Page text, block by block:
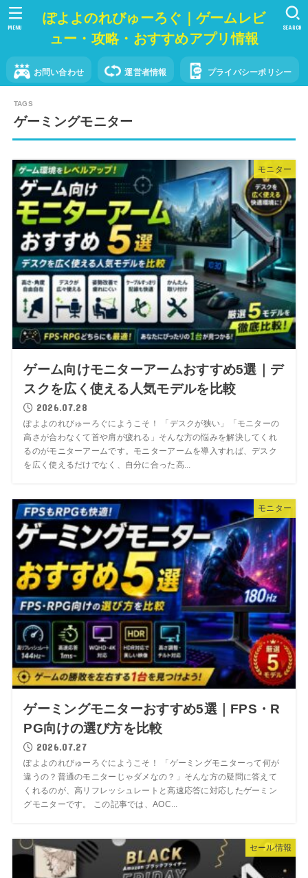
ぽよよのれびゅーろぐ｜ゲームレビ
ュー・攻略・おすすめアプリ情報
お問い合わせ 運営者情報 プライバシーポリシー
SEARCH
MENU
ゲーミングモニター
モニター
ゲーム向けモニターアームおすすめ5選｜デ
スクを広く使える人気モデルを比較
2026.07.28
ぽよよのれびゅーろぐにようこそ！ 「デスクが狭い」「モニターの
高さが合わなくて首や肩が疲れる」そんな方の悩みを解決してくれ
るのがモニターアームです。モニターアームを導入すれば、デスク
を広く使えるだけでなく、自分に合った高...
モニター
ゲーミングモニターおすすめ5選｜FPS・R
PG向けの選び方を比較
2026.07.27
ぽよよのれびゅーろぐにようこそ！ 「ゲーミングモニターって何が
違うの？普通のモニターじゃダメなの？」そんな方の疑問に答えて
くれるのが、高リフレッシュレートと高速応答に対応したゲーミン
グモニターです。 この記事では、AOC...
セール情報